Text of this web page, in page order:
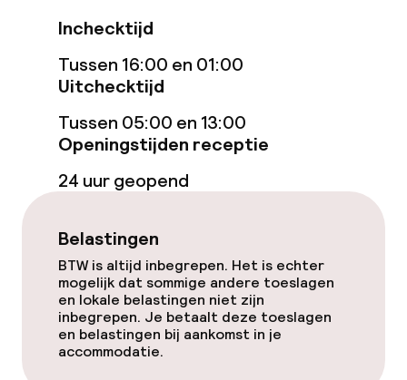
Eet- en drinkgelegenheden
Bar
Eet- en drinkdiensten
Dieetopties
Glutenvrije opties
Inchecktijd
Tussen 16:00 en 01:00
Uitchecktijd
Tussen 05:00 en 13:00
Openingstijden receptie
24 uur geopend
Belastingen
BTW is altijd inbegrepen. Het is echter
mogelijk dat sommige andere toeslagen
en lokale belastingen niet zijn
inbegrepen. Je betaalt deze toeslagen
en belastingen bij aankomst in je
accommodatie.